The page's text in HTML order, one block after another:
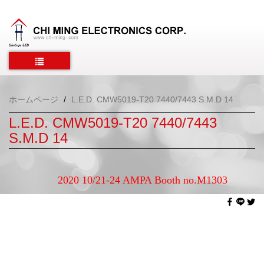
ホームページ L.E.D. CMW5019-T20 7440/7443 S.M.D 14
L.E.D. CMW5019-T20 7440/7443
S.M.D 14
2020 10/21-24 AMPA Booth no.M1303